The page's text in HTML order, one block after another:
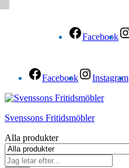
Facebook
Facebook Instagram
Svenssons Fritidsmöbler
Alla produkter